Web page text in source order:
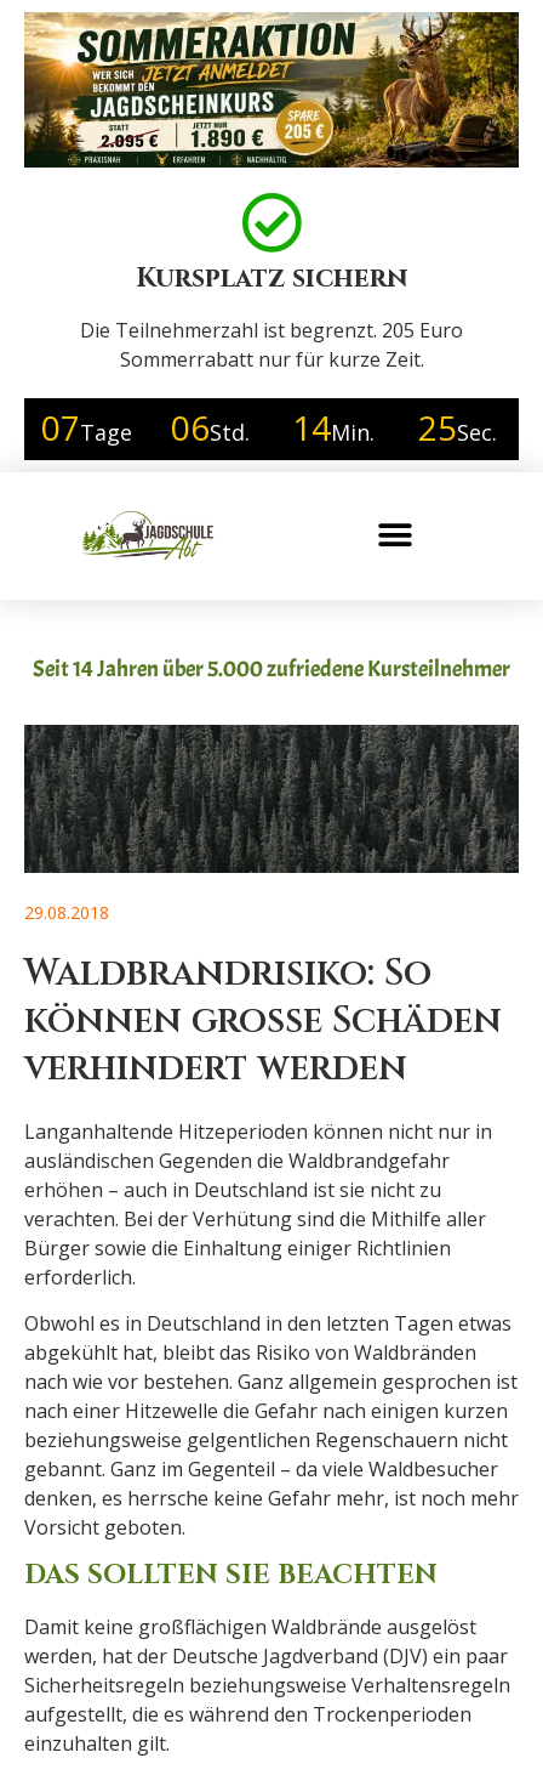
Kursplatz sichern
Die Teilnehmerzahl ist begrenzt. 205 Euro
Sommerrabatt nur für kurze Zeit.
07Tage 06Std. 14Min. 24Sec.
Seit 14 Jahren über 5.000 zufriedene Kursteilnehmer
29.08.2018
Waldbrandrisiko: So
können große Schäden
verhindert werden
Langanhaltende Hitzeperioden können nicht nur in
ausländischen Gegenden die Waldbrandgefahr
erhöhen – auch in Deutschland ist sie nicht zu
verachten. Bei der Verhütung sind die Mithilfe aller
Bürger sowie die Einhaltung einiger Richtlinien
erforderlich.
Obwohl es in Deutschland in den letzten Tagen etwas
abgekühlt hat, bleibt das Risiko von Waldbränden
nach wie vor bestehen. Ganz allgemein gesprochen ist
nach einer Hitzewelle die Gefahr nach einigen kurzen
beziehungsweise gelgentlichen Regenschauern nicht
gebannt. Ganz im Gegenteil – da viele Waldbesucher
denken, es herrsche keine Gefahr mehr, ist noch mehr
Vorsicht geboten.
DAS SOLLTEN SIE BEACHTEN
Damit keine großflächigen Waldbrände ausgelöst
werden, hat der Deutsche Jagdverband (DJV) ein paar
Sicherheitsregeln beziehungsweise Verhaltensregeln
aufgestellt, die es während den Trockenperioden
einzuhalten gilt.